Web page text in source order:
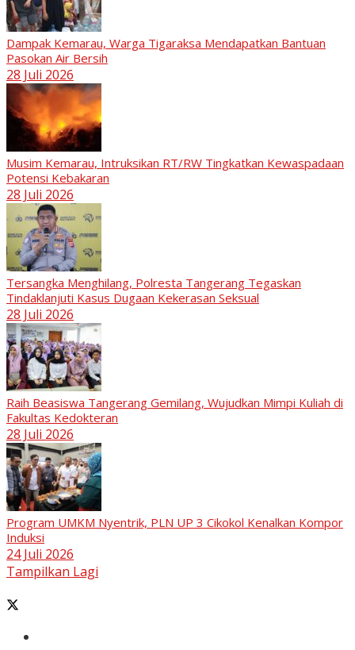
Dampak Kemarau, Warga Tigaraksa Mendapatkan Bantuan
Pasokan Air Bersih
28 Juli 2026
Musim Kemarau, Intruksikan RT/RW Tingkatkan Kewaspadaan
Potensi Kebakaran
28 Juli 2026
Tersangka Menghilang, Polresta Tangerang Tegaskan
Tindaklanjuti Kasus Dugaan Kekerasan Seksual
28 Juli 2026
Raih Beasiswa Tangerang Gemilang, Wujudkan Mimpi Kuliah di
Fakultas Kedokteran
28 Juli 2026
Program UMKM Nyentrik, PLN UP 3 Cikokol Kenalkan Kompor
Induksi
24 Juli 2026
Tampilkan Lagi